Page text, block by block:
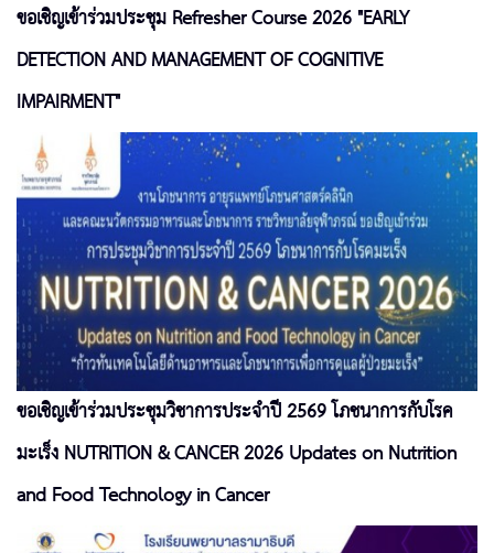
ขอเชิญเข้าร่วมประชุม Refresher Course 2026 "EARLY
DETECTION AND MANAGEMENT OF COGNITIVE
IMPAIRMENT"
ขอเชิญเข้าร่วมประชุมวิชาการประจำปี 2569 โภชนาการกับโรค
มะเร็ง NUTRITION & CANCER 2026 Updates on Nutrition
and Food Technology in Cancer